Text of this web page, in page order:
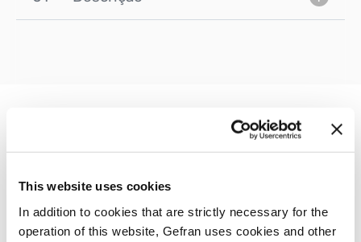
This website uses cookies
In addition to cookies that are strictly necessary for the
operation of this website, Gefran uses cookies and other